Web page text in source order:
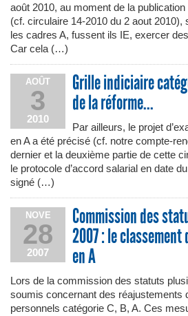
août 2010, au moment de la
(cf. circulaire 14-2010 du 2 aout 2010),
les cadres A, fussent ils IE, exercer
Car cela (…)
AOÛT
3
2010
Grille indiciaire
de la réforme...
Par ailleurs, le projet
en A a été précisé (cf. notre compte-
dernier et la deuxième partie de cette
le protocole d’accord salarial en date
signé (…)
NOVE
28
2007
Commission des
2007 : le classement
en A
Lors de la commission des statuts
soumis concernant des réajustements
personnels catégorie C, B, A. Ces